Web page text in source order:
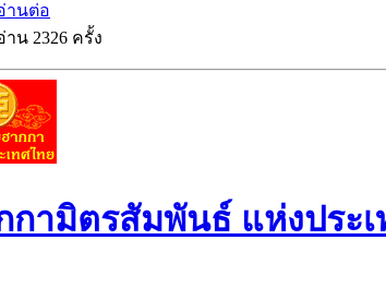
านต่อ
าน 2326 ครั้ง
กามิตรสัมพันธ์ แห่งประ